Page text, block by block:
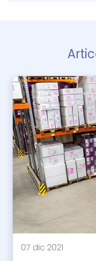
07 dic 2021